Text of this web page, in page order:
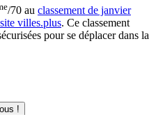
/70 au classement de janvier
villes.plus. Ce classement
pour se déplacer dans la
!